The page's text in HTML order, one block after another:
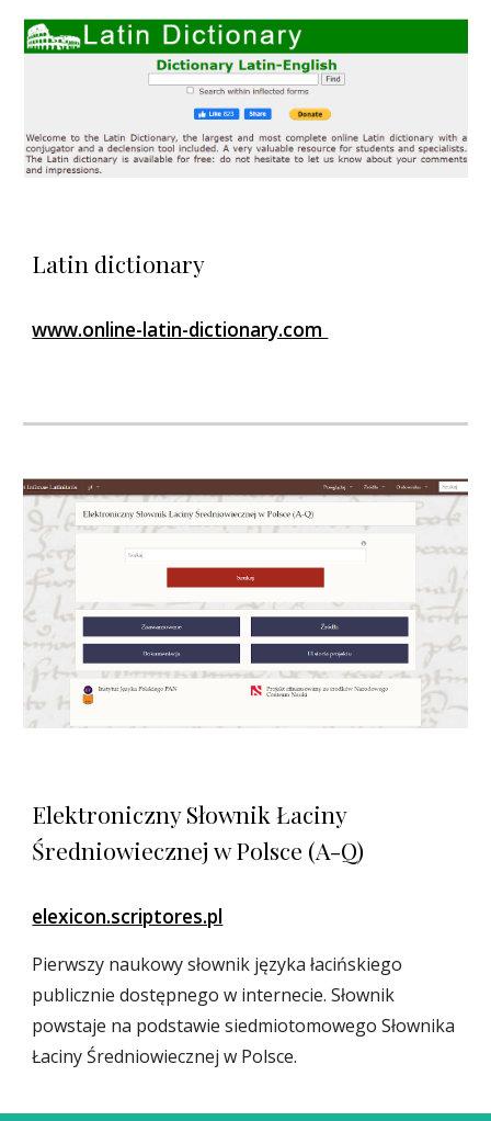
Latin dictionary
www.online-latin-dictionary.com
Elektroniczny Słownik Łaciny
Średniowiecznej w Polsce (A-Q)
elexicon.scriptores.pl
Pierwszy naukowy słownik języka łacińskiego
publicznie dostępnego w internecie. Słownik
powstaje na podstawie siedmiotomowego Słownika
Łaciny Średniowiecznej w Polsce.